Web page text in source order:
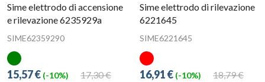
Sime elettrodo di accensione
e rilevazione 6235929a
SIME62359290
17,30 €
15,57 € (-10%)
Sime elettrodo di rilevazione
6221645
SIME6221645
18,79 €
16,91 € (-10%)